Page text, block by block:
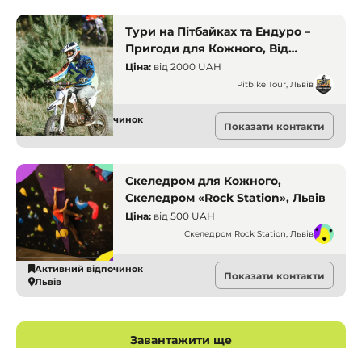
Тури на Пітбайках та Ендуро –
Пригоди для Кожного, Від
Новачка до Досвідченого. Pitbike
Ціна: від 2000 UAH
Pitbike Tour, Львів
Активний відпочинок
Львів
Показати контакти
Скеледром для Кожного,
Скеледром «Rock Station», Львів
Ціна: від 500 UAH
Скеледром Rock Station, Львів
Активний відпочинок
Львів
Показати контакти
Завантажити ще